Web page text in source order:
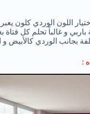
اللون الوردي كلون
باربي و غالباً تحلم كل
بجانب الوردي كالأبيض و
: